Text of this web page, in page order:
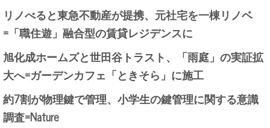
リノべると東急不動産が提携、元社宅を一棟リノベ
=「職住遊」融合型の賃貸レジデンスに
旭化成ホームズと世田谷トラスト、「雨庭」の実証拡
大へ=ガーデンカフェ「ときそら」に施工
約7割が物理鍵で管理、小学生の鍵管理に関する意識
調査=Nature